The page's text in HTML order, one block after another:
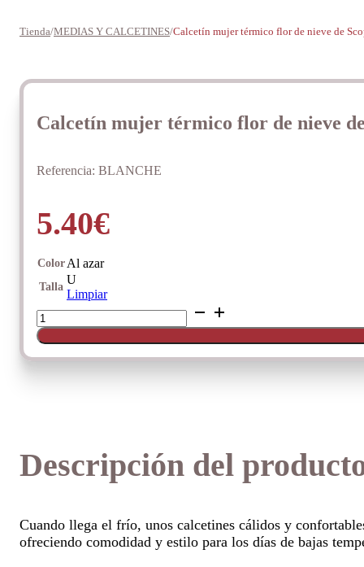
Tienda/MEDIAS Y CALCETINES/Calcetín mujer térmico flor de nieve de
Calcetín mujer térmico flor de nieve
Referencia: BLANCHE
5.40€
Color Al azar
Talla
U
Limpiar
Calcetín
mujer
térmico
Descripción del
Cuando llega el frío, unos calcetines cálidos y
ofreciendo comodidad y estilo para los días de bajas